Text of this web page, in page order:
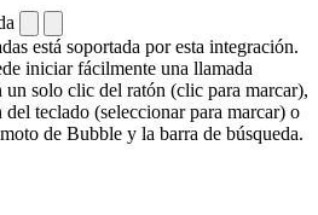
está soportada por esta integración.
iniciar fácilmente una llamada
un solo clic del ratón (clic para marcar),
teclado (seleccionar para marcar) o
de Bubble y la barra de búsqueda.